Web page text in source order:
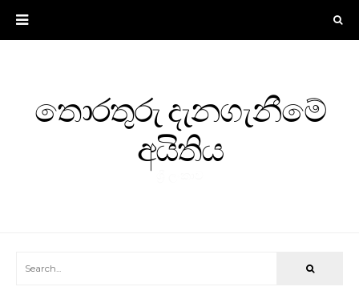
තොරතුරු දැනගැනීමේ
අයිතිය